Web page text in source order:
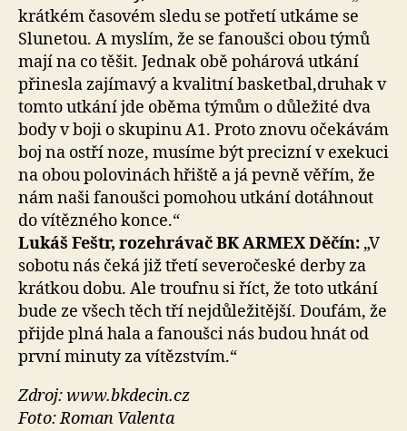
krátkém časovém sledu se potřetí utkáme se
Slunetou. A myslím, že se fanoušci obou týmů
mají na co těšit. Jednak obě pohárová utkání
přinesla zajímavý a kvalitní basketbal,druhak v
tomto utkání jde oběma týmům o důležité dva
body v boji o skupinu A1. Proto znovu očekávám
boj na ostří noze, musíme být precizní v exekuci
na obou polovinách hřiště a já pevně věřím, že
nám naši fanoušci pomohou utkání dotáhnout
do vítězného konce.“
Lukáš Feštr, rozehrávač BK ARMEX Děčín: „V
sobotu nás čeká již třetí severočeské derby za
krátkou dobu. Ale troufnu si říct, že toto utkání
bude ze všech těch tří nejdůležitější. Doufám, že
přijde plná hala a fanoušci nás budou hnát od
první minuty za vítězstvím.“
Zdroj: www.bkdecin.cz
Foto: Roman Valenta